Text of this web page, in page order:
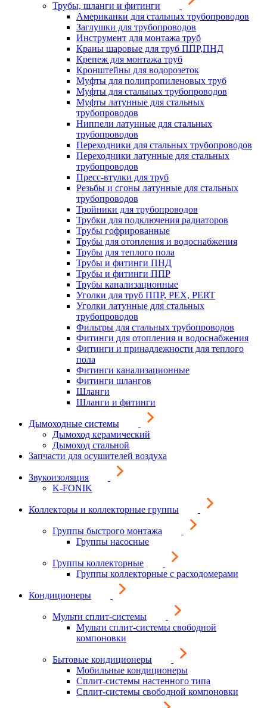
Трубы, шланги и фитинги
Американки для стальных трубопроводов
Заглушки для трубопроводов
Инструмент для монтажа труб
Краны шаровые для труб ППР,ПНД
Крепеж для монтажа труб
Кронштейны для водорозеток
Муфты для полипропиленовых труб
Муфты для стальных трубопроводов
Муфты латунные для стальных
трубопроводов
Ниппели латунные для стальных
трубопроводов
Переходники для стальных трубопроводов
Переходники латунные для стальных
трубопроводов
Пресс-втулки для труб
Резьбы и сгоны латунные для стальных
трубопроводов
Тройники для трубопроводов
Трубки для подключения радиаторов
Трубы гофрированные
Трубы для отопления и водоснабжения
Трубы для теплого пола
Трубы и фитинги ПНД
Трубы и фитинги ППР
Трубы канализационные
Уголки для труб ППР, PEX, PERT
Уголки латунные для стальных
трубопроводов
Фильтры для стальных трубопроводов
Фитинги для отопления и водоснабжения
Фитинги и принадлежности для теплого
пола
Фитинги канализационные
Фитинги шлангов
Шланги
Шланги и фитинги
Дымоходные системы
Дымоход керамический
Дымоход стальной
Запчасти для осушителей воздуха
Звукоизоляция
K-FONIK
Коллекторы и коллекторные группы
Группы быстрого монтажа
Группы насосные
Группы коллекторные
Группы коллекторные с расходомерами
Кондиционеры
Мульти сплит-системы
Мульти сплит-системы свободной
компоновки
Бытовые кондиционеры
Мобильные кондиционеры
Сплит-системы настенного типа
Сплит-системы свободной компоновки